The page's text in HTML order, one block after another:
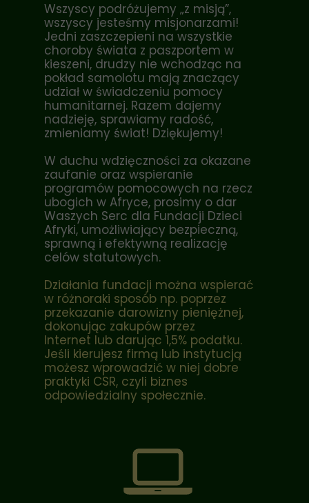
Wszyscy podróżujemy „z misją”,
wszyscy jesteśmy misjonarzami!
Jedni zaszczepieni na wszystkie
choroby świata z paszportem w
kieszeni, drudzy nie wchodząc na
pokład samolotu mają znaczący
udział w świadczeniu pomocy
humanitarnej. Razem dajemy
nadzieję, sprawiamy radość,
zmieniamy świat! Dziękujemy!
W duchu wdzięczności za okazane
zaufanie oraz wspieranie
programów pomocowych na rzecz
ubogich w Afryce, prosimy o dar
Waszych Serc dla Fundacji Dzieci
Afryki, umożliwiający bezpieczną,
sprawną i efektywną realizację
celów statutowych.
Działania fundacji można wspierać
w różnoraki sposób np. poprzez
przekazanie darowizny pieniężnej,
dokonując zakupów przez
Internet lub darując 1,5% podatku.
Jeśli kierujesz firmą lub instytucją
możesz wprowadzić w niej dobre
praktyki CSR, czyli biznes
odpowiedzialny społecznie.